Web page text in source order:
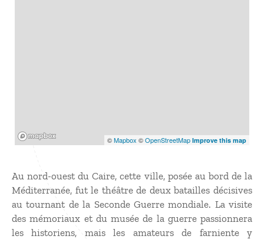
©Mapbox ©OpenStreetMap Improve this map
Au nord-ouest du Caire, cette ville, posée au bord de la
Méditerranée, fut le théâtre de deux batailles décisives
au tournant de la Seconde Guerre mondiale. La visite
des mémoriaux et du musée de la guerre passionnera
les historiens, mais les amateurs de farniente y